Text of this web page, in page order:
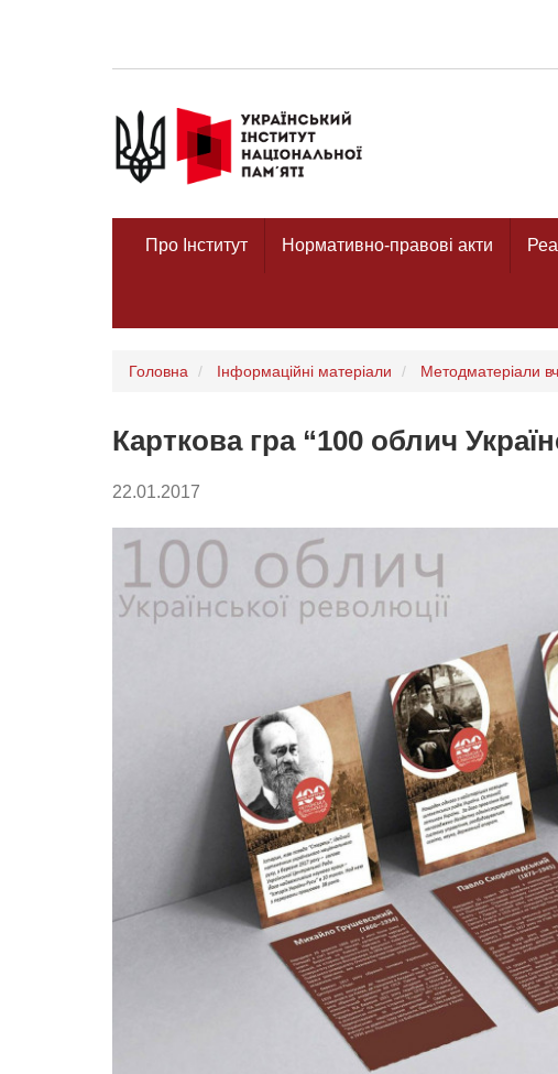
Про Інститут Нормативно-правові акти
Головна Інформаційні матеріали Методматеріали
Карткова гра “100 облич
22.01.2017